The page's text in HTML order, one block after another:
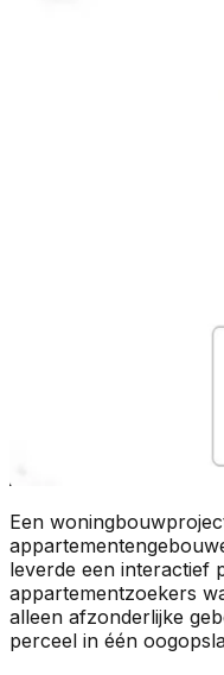
Een
leverde een interactief
appartementzoekers
alleen afzonderlijke
perceel in één